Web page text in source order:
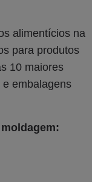
alimentícios na
para produtos
10 maiores
embalagens